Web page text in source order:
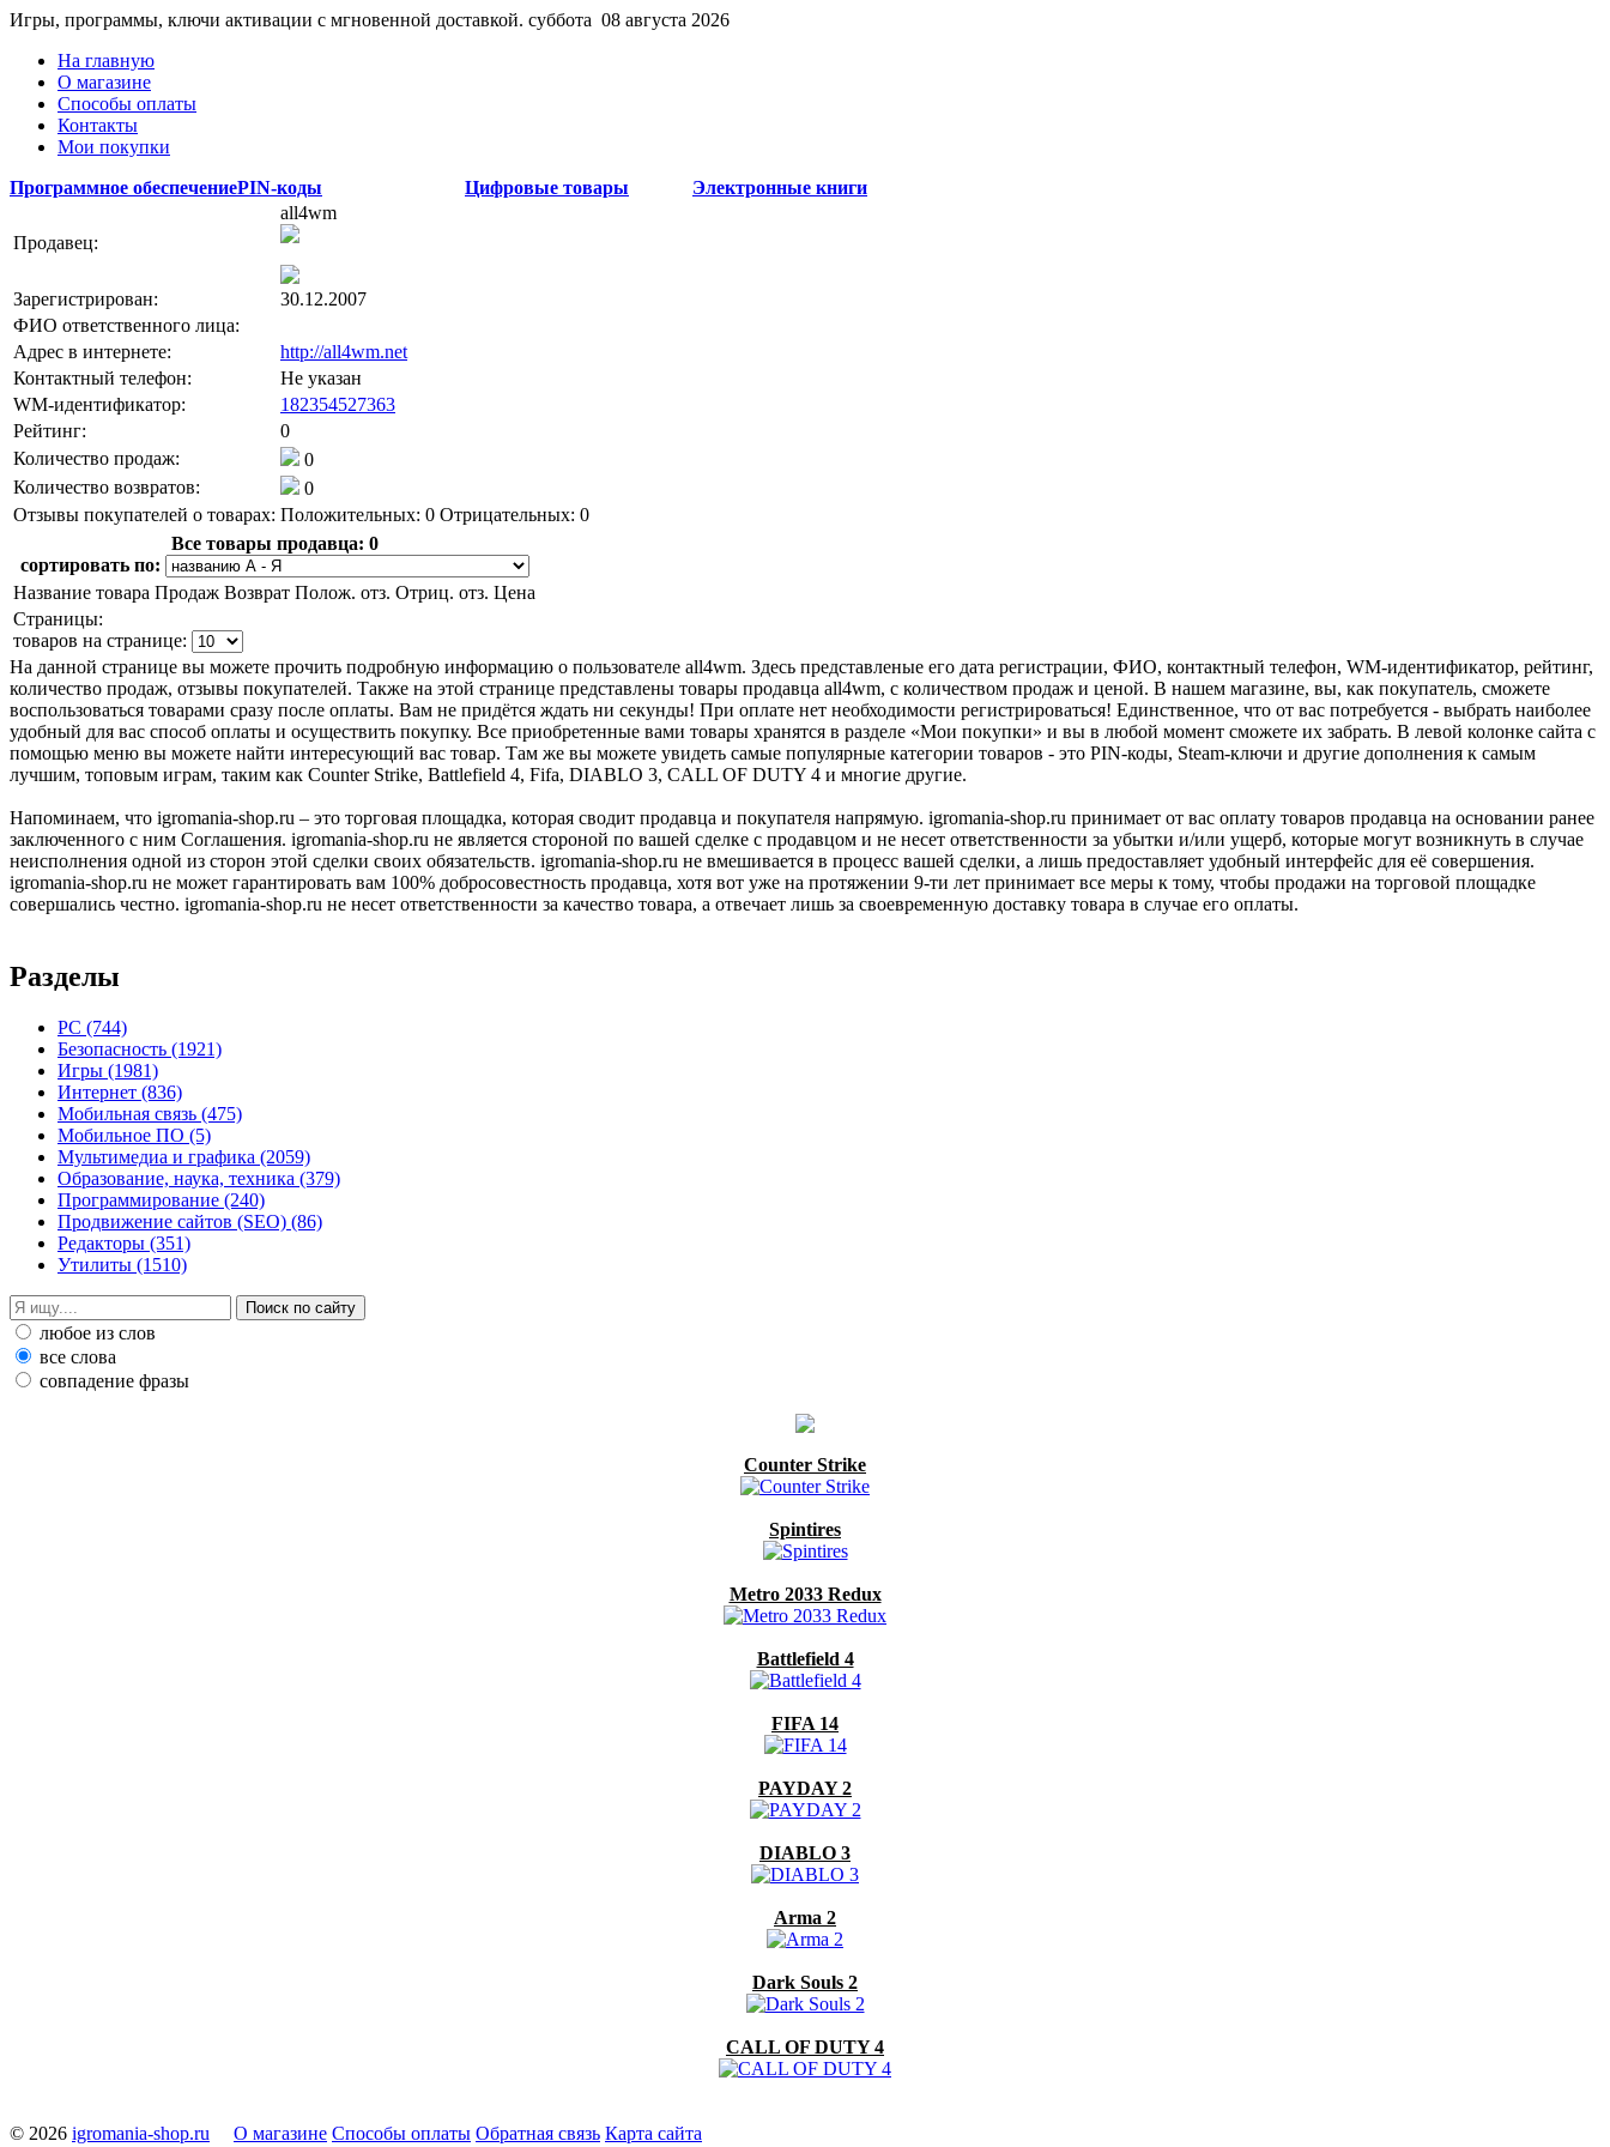
Игры, программы, ключи активации с мгновенной доставкой. суббота 08 августа 2026
На главную
О магазине
Способы оплаты
Контакты
Мои покупки
Программное обеспечениеPIN-коды Цифровые товары Электронные книги
Продавец:
all4wm
Зарегистрирован:
30.12.2007
ФИО ответственного лица:
Адрес в интернете:
http://all4wm.net
Контактный телефон:
Не указан
WM-идентификатор:
182354527363
Рейтинг:
0
Количество продаж:
0
Количество возвратов:
0
Отзывы покупателей о товарах: Положительных: 0 Отрицательных: 0
Все товары продавца: 0
сортировать по:
Название товара Продаж Возврат Полож. отз. Отриц. отз. Цена
Страницы:
товаров на странице:
На данной странице вы можете прочить подробную информацию о пользователе all4wm. Здесь представленые его дата регистрации, ФИО, контактный телефон, WM-идентификатор, рейтинг,
количество продаж, отзывы покупателей. Также на этой странице представлены товары продавца all4wm, с количеством продаж и ценой. В нашем магазине, вы, как покупатель, сможете
воспользоваться товарами сразу после оплаты. Вам не придётся ждать ни секунды! При оплате нет необходимости регистрироваться! Единственное, что от вас потребуется - выбрать наиболее
удобный для вас способ оплаты и осуществить покупку. Все приобретенные вами товары хранятся в разделе «Мои покупки» и вы в любой момент сможете их забрать. В левой колонке сайта с
помощью меню вы можете найти интересующий вас товар. Там же вы можете увидеть самые популярные категории товаров - это PIN-коды, Steam-ключи и другие дополнения к самым
лучшим, топовым играм, таким как Counter Strike, Battlefield 4, Fifa, DIABLO 3, CALL OF DUTY 4 и многие другие.
Напоминаем, что igromania-shop.ru – это торговая площадка, которая сводит продавца и покупателя напрямую. igromania-shop.ru принимает от вас оплату товаров продавца на основании ранее
заключенного с ним Соглашения. igromania-shop.ru не является стороной по вашей сделке с продавцом и не несет ответственности за убытки и/или ущерб, которые могут возникнуть в случае
неисполнения одной из сторон этой сделки своих обязательств. igromania-shop.ru не вмешивается в процесс вашей сделки, а лишь предоставляет удобный интерфейс для её совершения.
igromania-shop.ru не может гарантировать вам 100% добросовестность продавца, хотя вот уже на протяжении 9-ти лет принимает все меры к тому, чтобы продажи на торговой площадке
совершались честно. igromania-shop.ru не несет ответственности за качество товара, а отвечает лишь за своевременную доставку товара в случае его оплаты.
Разделы
PC (744)
Безопасность (1921)
Игры (1981)
Интернет (836)
Мобильная связь (475)
Мобильное ПО (5)
Мультимедиа и графика (2059)
Образование, наука, техника (379)
Программирование (240)
Продвижение сайтов (SEO) (86)
Редакторы (351)
Утилиты (1510)
любое из слов
все слова
совпадение фразы
Counter Strike
Spintires
Metro 2033 Redux
Battlefield 4
FIFA 14
PAYDAY 2
DIABLO 3
Arma 2
Dark Souls 2
CALL OF DUTY 4
© 2026 igromania-shop.ru О магазине Способы оплаты Обратная связь Карта сайта